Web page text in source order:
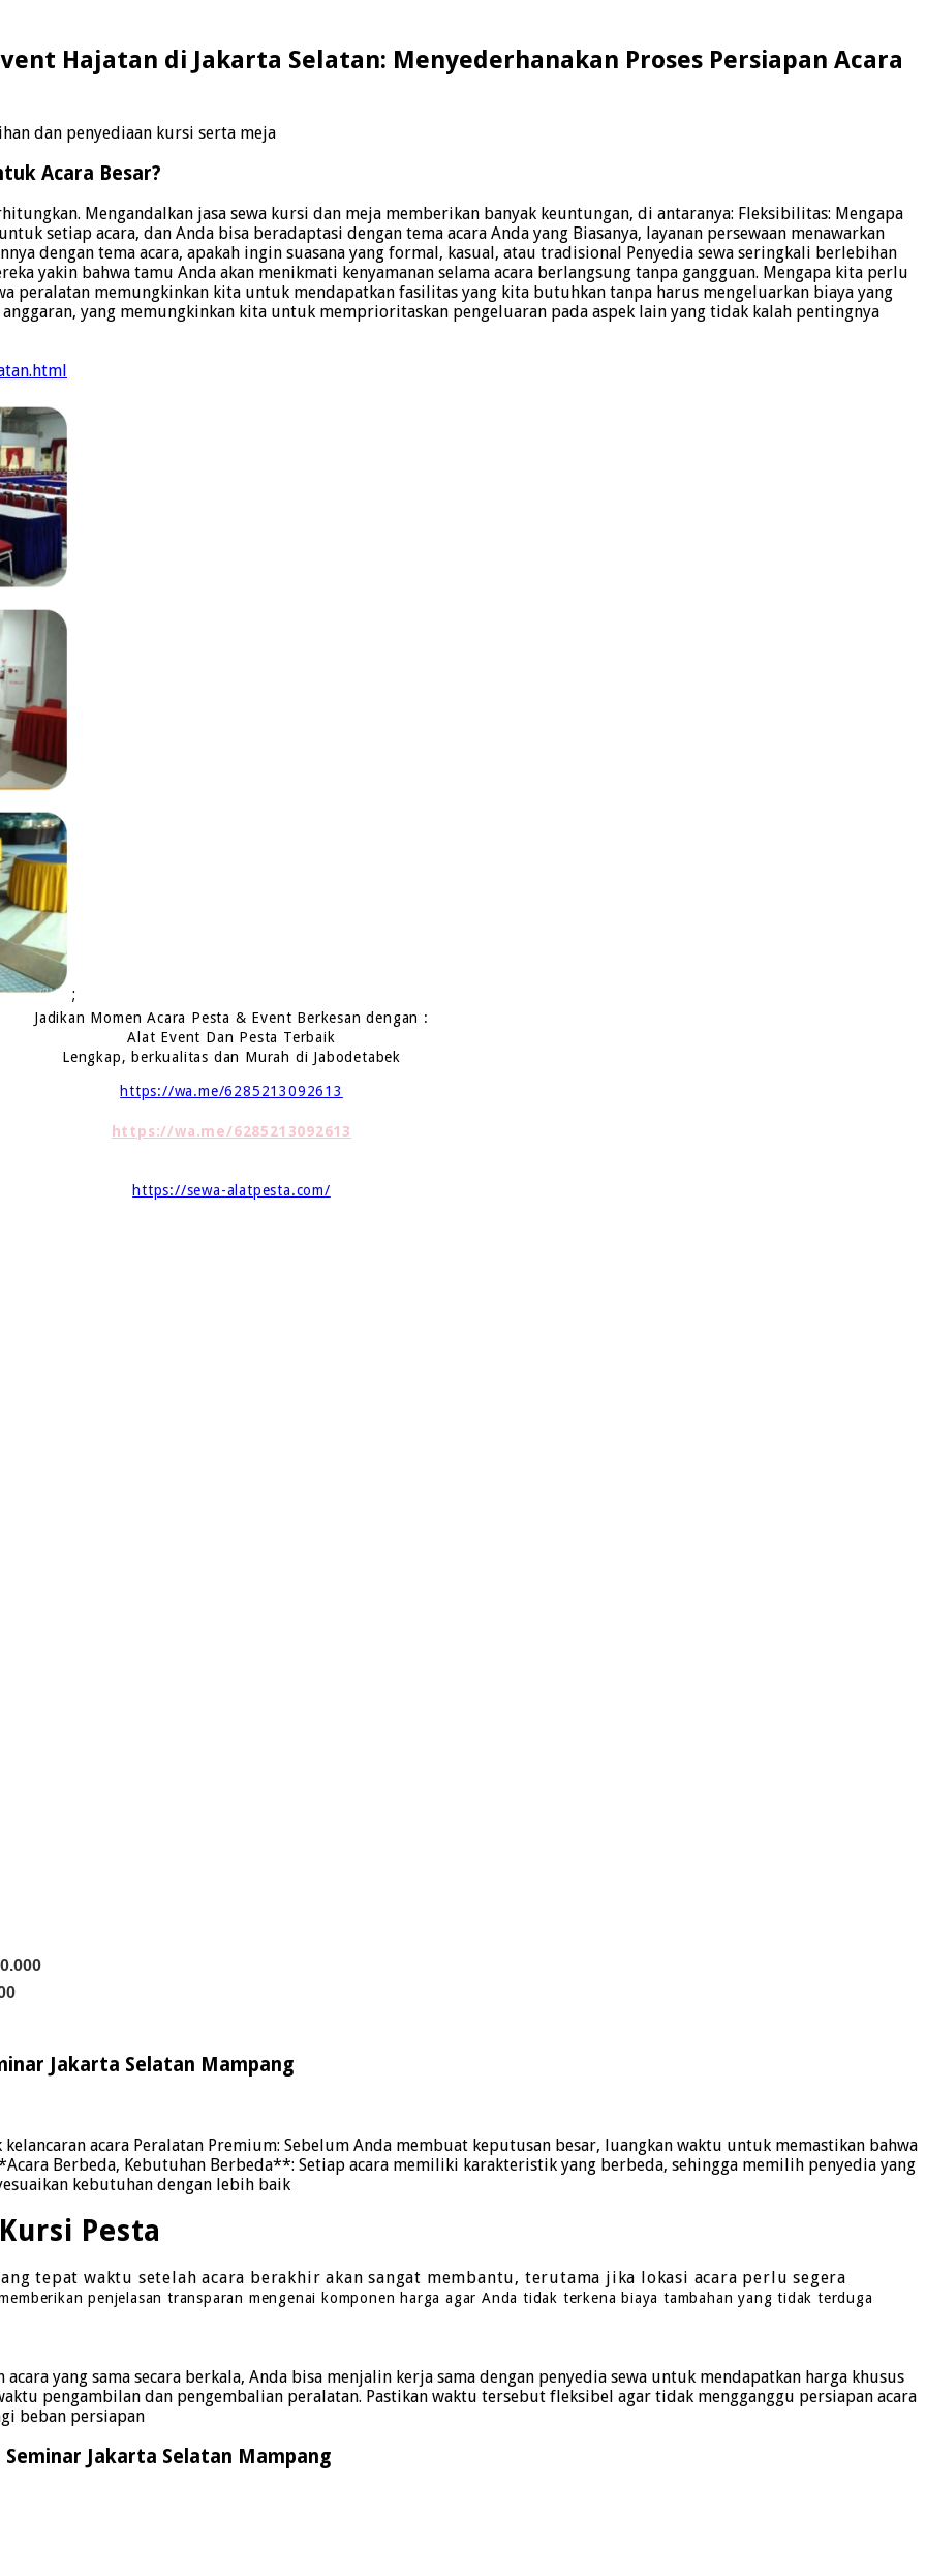
Hajatan di Jakarta Selatan: Menyederhanakan Proses Persiapan Acara
dan penyediaan kursi serta meja
Acara Besar?
Mengandalkan jasa sewa kursi dan meja memberikan banyak keuntungan, di antaranya: Fleksibilitas: Mengapa
setiap acara, dan Anda bisa beradaptasi dengan tema acara Anda yang Biasanya, layanan persewaan menawarkan
dengan tema acara, apakah ingin suasana yang formal, kasual, atau tradisional Penyedia sewa seringkali berlebihan
yakin bahwa tamu Anda akan menikmati kenyamanan selama acara berlangsung tanpa gangguan. Mengapa kita perlu
peralatan memungkinkan kita untuk mendapatkan fasilitas yang kita butuhkan tanpa harus mengeluarkan biaya yang
yang memungkinkan kita untuk memprioritaskan pengeluaran pada aspek lain yang tidak kalah pentingnya
;
Jadikan Momen Acara Pesta & Event Berkesan dengan :
Alat Event Dan Pesta Terbaik
Lengkap, berkualitas dan Murah di Jabodetabek
https://wa.me/6285213092613
https://wa.me/6285213092613
https://sewa-alatpesta.com/
Jakarta Selatan Mampang
acara Peralatan Premium: Sebelum Anda membuat keputusan besar, luangkan waktu untuk memastikan bahwa
Berbeda, Kebutuhan Berbeda**: Setiap acara memiliki karakteristik yang berbeda, sehingga memilih penyedia yang
kebutuhan dengan lebih baik
Pesta
tepat waktu setelah acara berakhir akan sangat membantu, terutama jika lokasi acara perlu segera
penjelasan transparan mengenai komponen harga agar Anda tidak terkena biaya tambahan yang tidak terduga
yang sama secara berkala, Anda bisa menjalin kerja sama dengan penyedia sewa untuk mendapatkan harga khusus
pengambilan dan pengembalian peralatan. Pastikan waktu tersebut fleksibel agar tidak mengganggu persiapan acara
beban persiapan
Jakarta Selatan Mampang